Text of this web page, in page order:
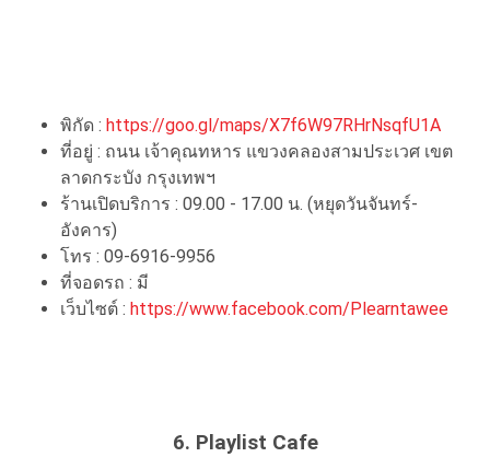
พิกัด : https://goo.gl/maps/X7f6W97RHrNsqfU1A
ที่อยู่ : ถนน เจ้าคุณทหาร แขวงคลองสามประเวศ เขต
ลาดกระบัง กรุงเทพฯ
ร้านเปิดบริการ : 09.00​ -​ 17.00 น. (หยุดวันจันทร์-
อังคาร)
โทร : 09-6916-9956
ที่จอดรถ : มี
เว็บไซต์ : https://www.facebook.com/Plearntawee
6. Playlist Cafe